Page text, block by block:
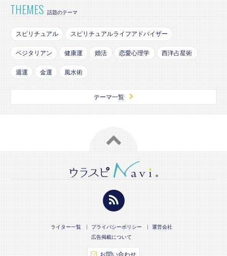
THEMES 話題のテーマ
スピリチュアル スピリチュアルライフアドバイザー
ベジタリアン 健康運 婚活 恋愛心理学 西洋占星術
週運 金運 風水術
テーマ一覧
ライター一覧 プライバシーポリシー
運営会社
広告掲載について